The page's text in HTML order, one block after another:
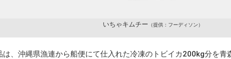
いちゃキムチー （提供：フーディソン）
は、沖縄県漁連から船便にて仕入れた冷凍のトビイカ200kg分を青